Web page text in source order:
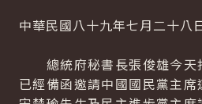
中華民國八十九年七月二十八
總統府秘書長張俊雄今天
已經備函邀請中國國民黨主